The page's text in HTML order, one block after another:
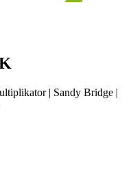
| Sandy Bridge |